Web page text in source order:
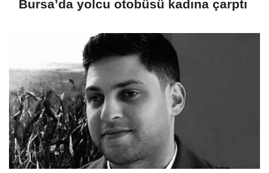
Bursa’da yolcu otobüsü kadına çarptı